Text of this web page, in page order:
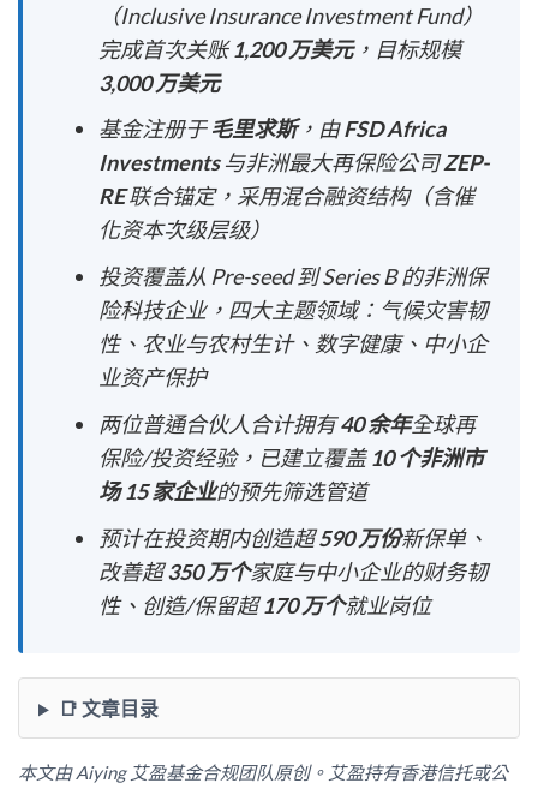
（Inclusive Insurance Investment Fund）
完成首次关账1,200 万美元，目标规模
3,000 万美元
基金注册于毛里求斯，由FSD Africa
Investments与非洲最大再保险公司ZEP-
RE联合锚定，采用混合融资结构（含催
化资本次级层级）
投资覆盖从 Pre-seed 到 Series B 的非洲保
险科技企业，四大主题领域：气候灾害韧
性、农业与农村生计、数字健康、中小企
业资产保护
两位普通合伙人合计拥有40 余年全球再
保险/投资经验，已建立覆盖10 个非洲市
场 15 家企业的预先筛选管道
预计在投资期内创造超590 万份新保单、
改善超350 万个家庭与中小企业的财务韧
性、创造/保留超170 万个就业岗位
📑 文章目录
本文由 Aiying 艾盈基金合规团队原创。艾盈持有香港信托或公